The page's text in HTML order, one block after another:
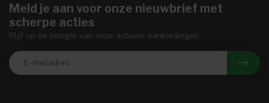
Meld je aan voor onze nieuwbrief met
scherpe acties
Blijf op de hoogte van onze actuele aanbiedingen